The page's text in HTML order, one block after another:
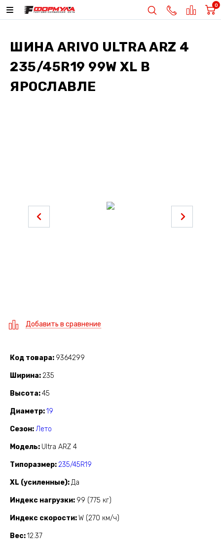
0
ШИНА ARIVO ULTRA ARZ 4
235/45R19 99W XL В
ЯРОСЛАВЛЕ
Добавить в сравнение
Код товара 9364299
Ширина 235
Высота 45
Диаметр 19
Сезон Лето
Модель Ultra ARZ 4
Типоразмер 235/45R19
XL (усиленные) Да
Индекс нагрузки 99 (775 кг)
Индекс скорости W (270 км/ч)
Вес 12.37